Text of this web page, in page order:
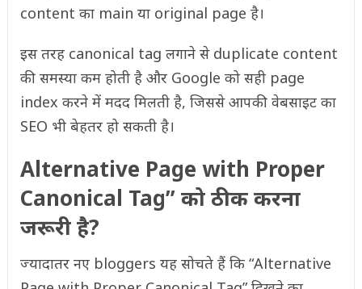
content का main या original page है।
इस तरह canonical tag लगाने से duplicate content
की समस्या कम होती है और Google को सही page
index करने में मदद मिलती है, जिससे आपकी वेबसाइट का
SEO भी बेहतर हो सकती है।
Alternative Page with Proper
Canonical Tag” को ठीक करना
जरूरी है?
ज्यादातर नए bloggers यह सोचते हैं कि “Alternative